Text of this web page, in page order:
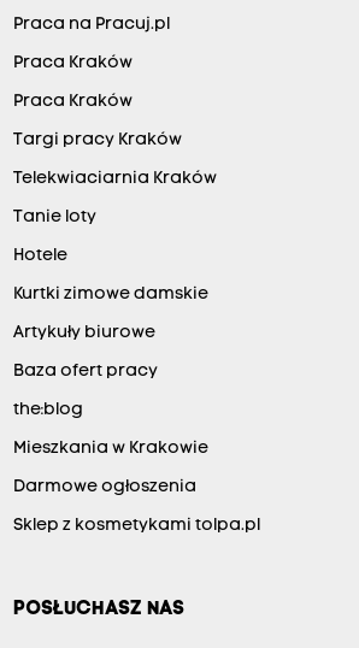
Praca na Pracuj.pl
Praca Kraków
Praca Kraków
Targi pracy Kraków
Telekwiaciarnia Kraków
Tanie loty
Hotele
Kurtki zimowe damskie
Artykuły biurowe
Baza ofert pracy
the:blog
Mieszkania w Krakowie
Darmowe ogłoszenia
Sklep z kosmetykami tolpa.pl
POSŁUCHASZ NAS